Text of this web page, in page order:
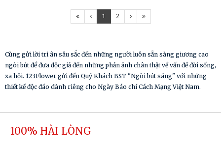
1 2
Cùng gửi lời tri ân sâu sắc đến những người luôn sẵn sàng giương cao
ngòi bút để đưa độc giả đến những phản ảnh chân thật về vấn đề đời sống,
xã hội. 123Flower gửi đến Quý Khách BST "Ngòi bút sáng" với những
thiết kế độc đáo dành riêng cho Ngày Báo chí Cách Mạng Việt Nam.
100% HÀI LÒNG